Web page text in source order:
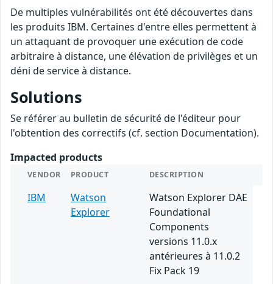
De multiples vulnérabilités ont été découvertes dans
les produits IBM. Certaines d'entre elles permettent à
un attaquant de provoquer une exécution de code
arbitraire à distance, une élévation de privilèges et un
déni de service à distance.
Solutions
Se référer au bulletin de sécurité de l'éditeur pour
l'obtention des correctifs (cf. section Documentation).
Impacted products
VENDOR PRODUCT DESCRIPTION
IBM
Watson
Explorer
Watson Explorer DAE
Foundational
Components
versions 11.0.x
antérieures à 11.0.2
Fix Pack 19